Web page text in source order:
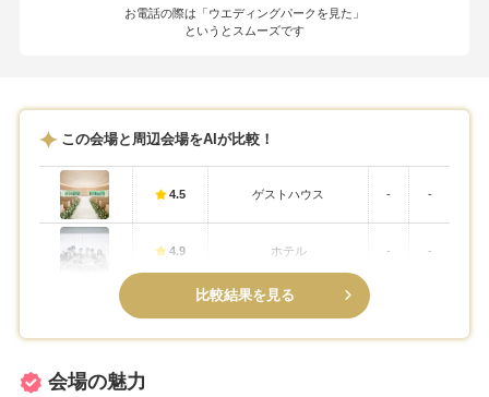
お電話の際は「ウエディングパークを見た」
というとスムーズです
この会場と周辺会場をAIが比較！
4.5 ゲストハウス - -
4.9 ホテル - -
比較結果を見る
会場の魅力